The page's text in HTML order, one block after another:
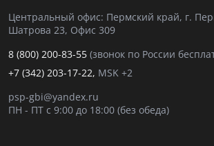
Центральный офис: Пермский край, г.
Шатрова 23, Офис 309
8 (800) 200-83-55 (звонок по России
+7 (342) 203-17-22, MSK +2
psp-gbi@yandex.ru
ПН - ПТ с 9:00 до 18:00 (без обеда)